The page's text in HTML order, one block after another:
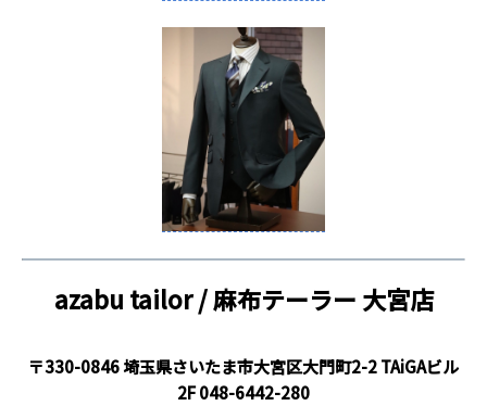
azabu tailor / 麻布テーラー 大宮店
〒330-0846 埼玉県さいたま市大宮区大門町2-2 TAiGAビル
2F048-6442-280